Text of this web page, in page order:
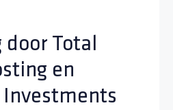
Total
en